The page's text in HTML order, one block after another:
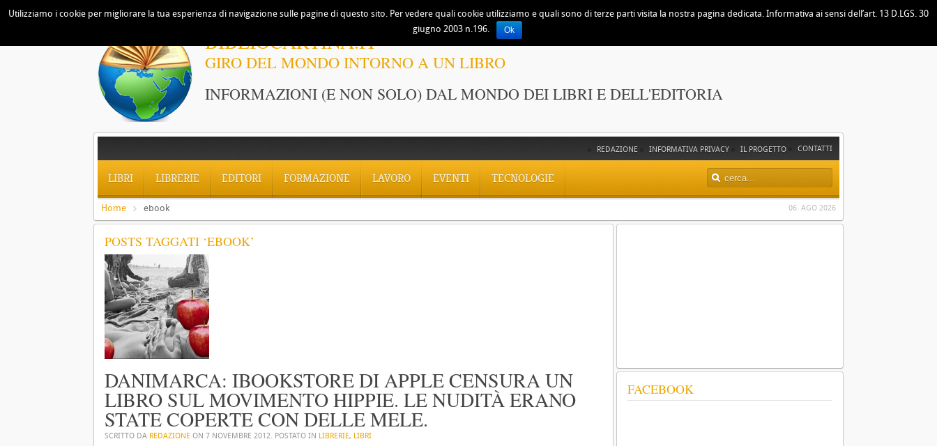
BIBLIOCARTINA.IT
GIRO DEL MONDO INTORNO A UN LIBRO
INFORMAZIONI (E NON SOLO) DAL MONDO DEI LIBRI E DELL'EDITORIA
CONTATTI
IL PROGETTO
INFORMATIVA PRIVACY
REDAZIONE
LIBRI LIBRERIE EDITORI FORMAZIONE LAVORO EVENTI TECNOLOGIE
06. AGO 2026
Home ebook
POSTS TAGGATI ‘EBOOK’
DANIMARCA: IBOOKSTORE DI APPLE CENSURA UN
LIBRO SUL MOVIMENTO HIPPIE. LE NUDITÀ ERANO
STATE COPERTE CON DELLE MELE.
SCRITTO DA REDAZIONE ON 7 NOVEMBRE 2012. POSTATO IN LIBRERIE, LIBRI
FACEBOOK
Utilizziamo i cookie per migliorare la tua esperienza di navigazione sulle pagine di questo sito. Per vedere quali cookie utilizziamo e quali sono di terze parti visita la nostra pagina dedicata. Informativa ai sensi dell’art. 13 D.LGS. 30
giugno 2003 n.196.
Ok